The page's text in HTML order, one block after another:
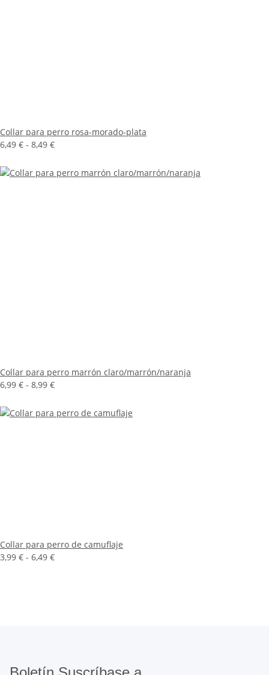
Collar para perro rosa-morado-plata
6,49 € - 8,49 €
Collar para perro marrón claro/marrón/naranja
6,99 € - 8,99 €
Collar para perro de camuflaje
3,99 € - 6,49 €